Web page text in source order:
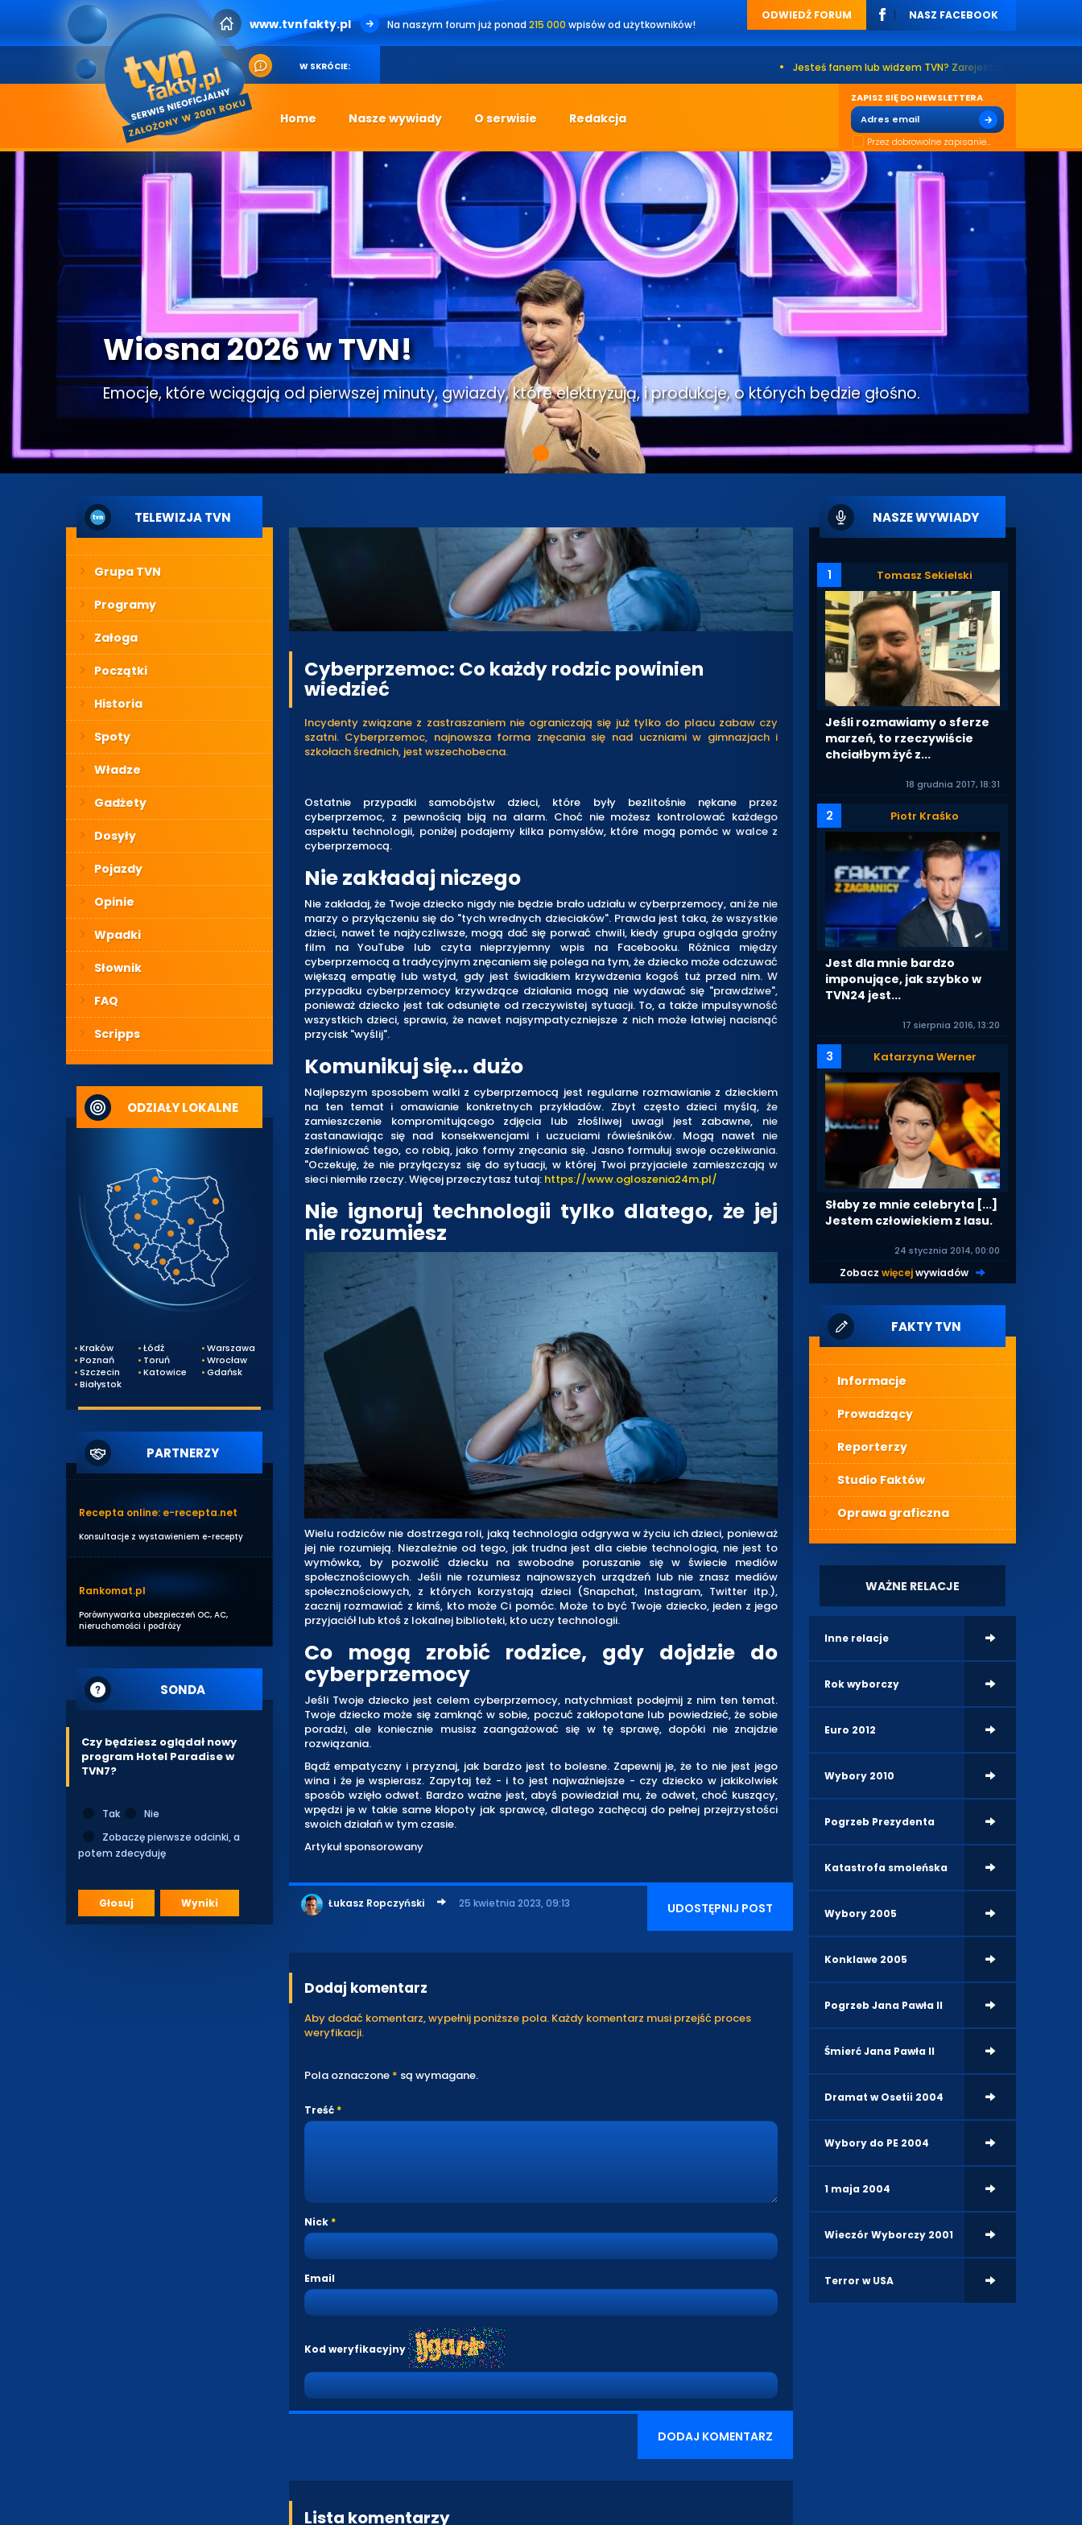
www.tvnfakty.pl Na naszym forum już ponad 215 000 wpisów od użytkowników!
ODWIEDŹ FORUM NASZ FACEBOOK
W SKRÓCIE: Jesteś fanem lub widzem TVN? Zarejestruj się na naszym forum.
Home Nasze wywiady O serwisie Redakcja
ZAPISZ SIĘ DO NEWSLETTERA
Przez dobrowolne zapisanie...
Wiosna 2026 w TVN!
Emocje, które wciągają od pierwszej minuty, gwiazdy, które elektryzują, i produkcje, o których będzie głośno.
TELEWIZJA TVN
Grupa TVN
Programy
Załoga
Początki
Historia
Spoty
Władze
Gadżety
Dosyły
Pojazdy
Opinie
Wpadki
Słownik
FAQ
Scripps
ODZIAŁY LOKALNE
Kraków Łódź
Warszawa
Poznań
Toruń
Wrocław
Szczecin
Katowice
Gdańsk
Białystok
PARTNERZY
Recepta online: e-recepta.net
Konsultacje z wystawieniem e-recepty
Rankomat.pl
Porównywarka ubezpieczeń OC, AC,
nieruchomości i podróży
SONDA
Czy będziesz oglądał nowy
program Hotel Paradise w
TVN7?
Tak
Nie
Zobaczę pierwsze odcinki, a
potem zdecyduję
Głosuj Wyniki
Cyberprzemoc: Co każdy rodzic powinien
wiedzieć
Incydenty związane z zastraszaniem nie ograniczają się już tylko do placu zabaw czy
szatni. Cyberprzemoc, najnowsza forma znęcania się nad uczniami w gimnazjach i
szkołach średnich, jest wszechobecna.
Ostatnie przypadki samobójstw dzieci, które były bezlitośnie nękane przez
cyberprzemoc, z pewnością biją na alarm. Choć nie możesz kontrolować każdego
aspektu technologii, poniżej podajemy kilka pomysłów, które mogą pomóc w walce z
cyberprzemocą.
Nie zakładaj niczego
Nie zakładaj, że Twoje dziecko nigdy nie będzie brało udziału w cyberprzemocy, ani że nie
marzy o przyłączeniu się do "tych wrednych dzieciaków". Prawda jest taka, że wszystkie
dzieci, nawet te najżyczliwsze, mogą dać się porwać chwili, kiedy grupa ogląda groźny
film na YouTube lub czyta nieprzyjemny wpis na Facebooku. Różnica między
cyberprzemocą a tradycyjnym znęcaniem się polega na tym, że dziecko może odczuwać
większą empatię lub wstyd, gdy jest świadkiem krzywdzenia kogoś tuż przed nim. W
przypadku cyberprzemocy krzywdzące działania mogą nie wydawać się "prawdziwe",
ponieważ dziecko jest tak odsunięte od rzeczywistej sytuacji. To, a także impulsywność
wszystkich dzieci, sprawia, że nawet najsympatyczniejsze z nich może łatwiej nacisnąć
przycisk "wyślij".
Komunikuj się... dużo
Najlepszym sposobem walki z cyberprzemocą jest regularne rozmawianie z dzieckiem
na ten temat i omawianie konkretnych przykładów. Zbyt często dzieci myślą, że
zamieszczenie kompromitującego zdjęcia lub złośliwej uwagi jest zabawne, nie
zastanawiając się nad konsekwencjami i uczuciami rówieśników. Mogą nawet nie
zdefiniować tego, co robią, jako formy znęcania się. Jasno formułuj swoje oczekiwania.
"Oczekuję, że nie przyłączysz się do sytuacji, w której Twoi przyjaciele zamieszczają w
sieci niemiłe rzeczy. Więcej przeczytasz tutaj: https://www.ogloszenia24m.pl/
Nie ignoruj technologii tylko dlatego, że jej
nie rozumiesz
Wielu rodziców nie dostrzega roli, jaką technologia odgrywa w życiu ich dzieci, ponieważ
jej nie rozumieją. Niezależnie od tego, jak trudna jest dla ciebie technologia, nie jest to
wymówka, by pozwolić dziecku na swobodne poruszanie się w świecie mediów
społecznościowych. Jeśli nie rozumiesz najnowszych urządzeń lub nie znasz mediów
społecznościowych, z których korzystają dzieci (Snapchat, Instagram, Twitter itp.),
zacznij rozmawiać z kimś, kto może Ci pomóc. Może to być Twoje dziecko, jeden z jego
przyjaciół lub ktoś z lokalnej biblioteki, kto uczy technologii.
Co mogą zrobić rodzice, gdy dojdzie do
cyberprzemocy
Jeśli Twoje dziecko jest celem cyberprzemocy, natychmiast podejmij z nim ten temat.
Twoje dziecko może się zamknąć w sobie, poczuć zakłopotane lub powiedzieć, że sobie
poradzi, ale koniecznie musisz zaangażować się w tę sprawę, dopóki nie znajdzie
rozwiązania.
Bądź empatyczny i przyznaj, jak bardzo jest to bolesne. Zapewnij je, że to nie jest jego
wina i że je wspierasz. Zapytaj też - i to jest najważniejsze - czy dziecko w jakikolwiek
sposób wzięło odwet. Bardzo ważne jest, abyś powiedział mu, że odwet, choć kuszący,
wpędzi je w takie same kłopoty jak sprawcę, dlatego zachęcaj do pełnej przejrzystości
swoich działań w tym czasie.
Artykuł sponsorowany
Łukasz Ropczyński 25 kwietnia 2023, 09:13 UDOSTĘPNIJ POST
Dodaj komentarz
Aby dodać komentarz, wypełnij poniższe pola. Każdy komentarz musi przejść proces
weryfikacji.
Pola oznaczone * są wymagane.
Treść
Nick
Email
Kod weryfikacyjny
DODAJ KOMENTARZ
Lista komentarzy
NASZE WYWIADY
1 Tomasz Sekielski
Jeśli rozmawiamy o sferze
marzeń, to rzeczywiście
chciałbym żyć z...
18 grudnia 2017, 18:31
2 Piotr Kraśko
Jest dla mnie bardzo
imponujące, jak szybko w
TVN24 jest...
17 sierpnia 2016, 13:20
3 Katarzyna Werner
Słaby ze mnie celebryta [...]
Jestem człowiekiem z lasu.
24 stycznia 2014, 00:00
Zobaczwięcejwywiadów |
FAKTY TVN
Informacje
Prowadzący
Reporterzy
Studio Faktów
Oprawa graficzna
WAŻNE RELACJE
Inne relacje
Rok wyborczy
Euro 2012
Wybory 2010
Pogrzeb Prezydenta
Katastrofa smoleńska
Wybory 2005
Konklawe 2005
Pogrzeb Jana Pawła II
Śmierć Jana Pawła II
Dramat w Osetii 2004
Wybory do PE 2004
1 maja 2004
Wieczór Wyborczy 2001
Terror w USA